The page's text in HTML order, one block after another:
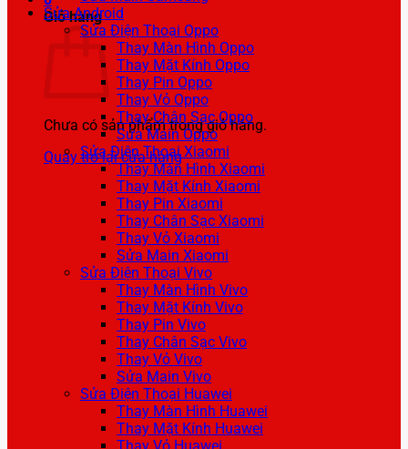
Giỏ hàng
Chưa có sản phẩm trong giỏ hàng.
Quay trở lại cửa hàng
Sửa Android
Sửa Điện Thoại Oppo
Thay Màn Hình Oppo
Thay Mặt Kính Oppo
Thay Pin Oppo
Thay Vỏ Oppo
Thay Chân Sạc Oppo
Sửa Main Oppo
Sửa Điện Thoại Xiaomi
Thay Màn Hình Xiaomi
Thay Mặt Kính Xiaomi
Thay Pin Xiaomi
Thay Chân Sạc Xiaomi
Thay Vỏ Xiaomi
Sửa Main Xiaomi
Sửa Điện Thoại Vivo
Thay Màn Hình Vivo
Thay Mặt Kính Vivo
Thay Pin Vivo
Thay Chân Sạc Vivo
Thay Vỏ Vivo
Sửa Main Vivo
Sửa Điện Thoại Huawei
Thay Màn Hình Huawei
Thay Mặt Kính Huawei